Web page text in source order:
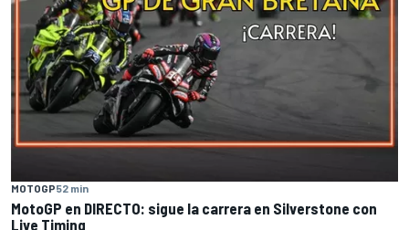
MOTOGP52 min
MotoGP en DIRECTO: sigue la carrera en Silverstone con
Live Timing